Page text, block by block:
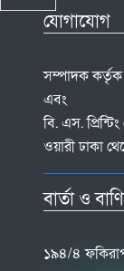
যোগাযোগ
সম্পাদক কর্তৃক
এবং
বি. এস.
ওয়ারী ঢাকা
বার্তা ও
১৯৪/৪